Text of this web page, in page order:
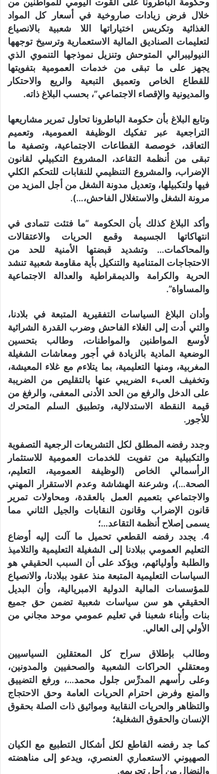
خلال فرض زيادات صاروخية في أسعار كل المواد
الغذائية وتكريس اختياراتها اللا شعبية بالانصياع
لتعليمات الصناديق المالية الاستعمارية وترسيخ توجهها
النيوليبرالي المتوحش وتنزيل نموذجها التنموي الذي
يجهز على ما تبقى من خدمات العمومية بتفويتها
للقطاع الخاص وتعميق التبعية والريع والاحتكار
والمديونية والإقصاء الاجتماعي”، بحسب البلاغ ذاته.
وتابع البلاغ بأن حكومة الباطرونا تحاول تمرير مشاريعها
التراجعية عبر تفكيك الوظيفة العمومية، وتعميم
التعاقد، خوصصة القطاعات الاجتماعية، وتصفية ما
تبقى من أنظمة التقاعد، المشروع التكبيلي لقانون
الإضراب، والمشروع التنظيمي للنقابات للتحكم الكلي
فيها ولتكبيلها، وتعديل مدونة الشغل من أجل المزيد من
مرونة الشغل والاستغلال الفاحش،…).
وأكد البلاغ كذلك بأن الحكومة “ما فتئت تتمادى في
انتهاكاتها الجسيمة وقمع الحريات والاعتقالات
والمحاكمات… وتشديد قبضتها الأمنية للحد من
الاحتجاجات المتنامية والتنكيل بأية مقاومة شعبية تنشد
الحرية والكرامة والديمقراطية والعدالة الاجتماعية
والمساواة”.
وأدان البلاغ السياسات التفقيرية المتبعة في بلادنا،
والتي أدت إلى الغلاء الفاحش وضرب القدرة الشرائية
لأوسع المواطنين والمواطنات، وطالب بتحسين
الوضعية المادية بالزيادة في أجور ومعاشات الشغيلة
المغربية، ومنها التعليمية، بما يتلاءم مع غلاء المعيشة،
وتخفيف العبء الضريبي عنها بالتقليص من الضريبة
على الدخل والرفع من الحد الأدنى المعفى، والرفغ من
قيمة النقطة الاستدلالية، وتطبيق السلم المتحرك
للأجور.
وجدد رفضه المطلق لكل التشريعات الرجعية التصفوية
والتكبيلية من تفويت للخدمات العمومية للاستثمار
الرأسمالي الخاص (الوظيفة العمومية، التعليم،
الصحة…)، وشرعنة الهشاشة وعدم الاستقرار المهني
والاجتماعي بتعميم العمل بالعقدة، ومحاولات تمرير
قانون الإضراب وقانون النقابات والجيل الثاني مما
يسمى إصلاح أنظمة التقاعد…؛
4. يجدد رفضه القطعي تحميل ما آلت إليه أوضاع
التعليم العمومي ببلادنا إلى الشغيلة التعليمية والتلاميذ
والطلبة وأوليائهم، ويؤكد على أن السبب الحقيقي هو
السياسات التعليمية المتبعة منذ عقود ببلادنا، والانصياع
للمؤسسات المالية الدولية الامبريالية، وأن البديل
الحقيقي هو سن سياسات شعبية تضمن حق جميع
بنات وأبناء شعبنا في تعليم عمومي موحد مجاني من
الأولي إلى العالي.
وطالب بإطلاق سراح كل المعتقلين السياسيين
ومعتقلي الحراكات الشعبية والصحفيين والمدونين،
وعلى رأسهم المدرِّس جلول محمد…، ورفع التضييق
والمنع وفرض احترام الحريات العامة وحق الاحتجاج
والتظاهر والحريات النقابية ومواثيق ذات الصلة بحقوق
الإنسان والحقوق الشغلية؛
كما جد رفضه القاطع لكل أشكال التطبيع مع الكيان
الصهيوني الاستعماري العنصري، ويدعو إلى مناهضته
والنضال من أجل تجريمه.